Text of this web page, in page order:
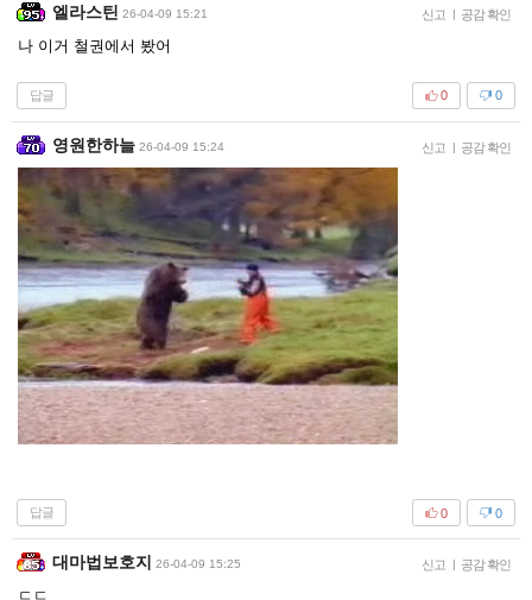
엘라스틴 26-04-09 15:21 신고 | 공감 확인
나 이거 철권에서 봤어
답글 0
0
영원한하늘 26-04-09 15:24 신고 | 공감 확인
답글 0
0
대마법보호지 26-04-09 15:25 신고 공감 확인
ㄷㄷ